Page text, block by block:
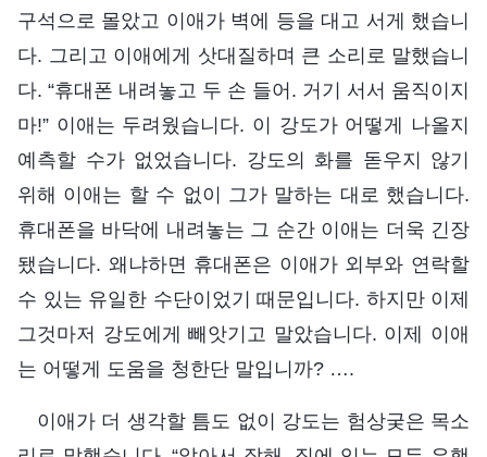
구석으로 몰았고 이애가 벽에 등을 대고 서게 했습니
다. 그리고 이애에게 삿대질하며 큰 소리로 말했습니
다. “휴대폰 내려놓고 두 손 들어. 거기 서서 움직이지
마!” 이애는 두려웠습니다. 이 강도가 어떻게 나올지
예측할 수가 없었습니다. 강도의 화를 돋우지 않기
위해 이애는 할 수 없이 그가 말하는 대로 했습니다.
휴대폰을 바닥에 내려놓는 그 순간 이애는 더욱 긴장
됐습니다. 왜냐하면 휴대폰은 이애가 외부와 연락할
수 있는 유일한 수단이었기 때문입니다. 하지만 이제
그것마저 강도에게 빼앗기고 말았습니다. 이제 이애
는 어떻게 도움을 청한단 말입니까? ….
이애가 더 생각할 틈도 없이 강도는 험상궂은 목소